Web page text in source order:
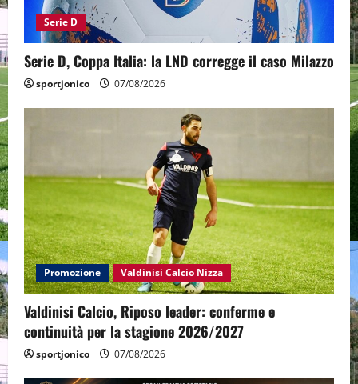
Serie D
Serie D, Coppa Italia: la LND corregge il caso Milazzo
sportjonico 07/08/2026
Promozione Valdinisi Calcio Nizza
Valdinisi Calcio, Riposo leader: conferme e
continuità per la stagione 2026/2027
sportjonico 07/08/2026